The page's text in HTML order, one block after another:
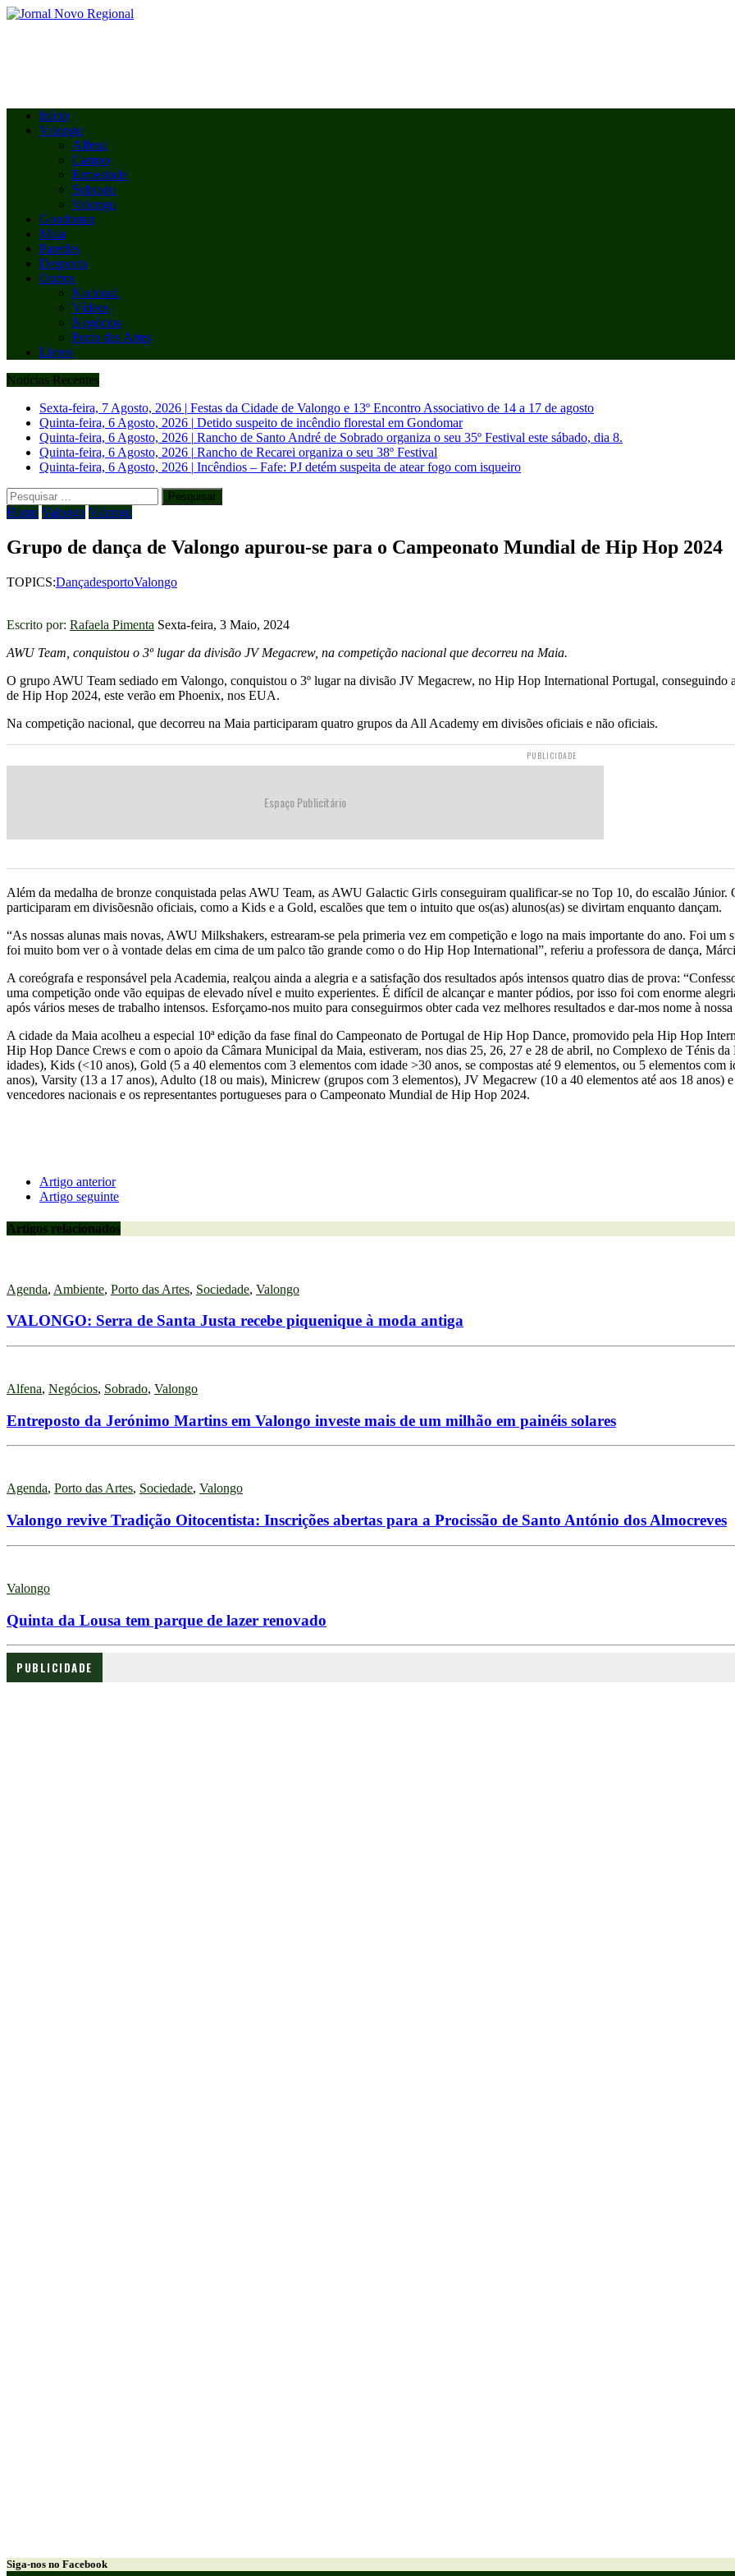
Início
Valongo
Alfena
Campo
Ermesinde
Sobrado
Valongo
Gondomar
Maia
Paredes
Desporto
Outros
Nacional
Vídeos
Negócios
Porto das Artes
Livros
Notícias Recentes
Sexta-feira, 7 Agosto, 2026 | Festas da Cidade de Valongo e 13º Encontro Associativo de 14 a 17 de agosto
Quinta-feira, 6 Agosto, 2026 | Detido suspeito de incêndio florestal em Gondomar
Quinta-feira, 6 Agosto, 2026 | Rancho de Santo André de Sobrado organiza o seu 35º Festival este sábado, dia 8.
Quinta-feira, 6 Agosto, 2026 | Rancho de Recarei organiza o seu 38º Festival
Quinta-feira, 6 Agosto, 2026 | Incêndios – Fafe: PJ detém suspeita de atear fogo com isqueiro
Pesquisar
por:
Home Valongo Valongo
Grupo de dança de Valongo apurou-se para o Campeonato Mundial de Hip Hop 2024
TOPICS:DançadesportoValongo
Escrito por: Rafaela Pimenta Sexta-feira, 3 Maio, 2024
AWU Team, conquistou o 3º lugar da divisão JV Megacrew, na competição nacional que decorreu na Maia.
O grupo AWU Team sediado em Valongo, conquistou o 3º lugar na divisão JV Megacrew, no Hip Hop International Portugal, conseguindo
de Hip Hop 2024, este verão em Phoenix, nos EUA.
Na competição nacional, que decorreu na Maia participaram quatro grupos da All Academy em divisões oficiais e não oficiais.
PUBLICIDADE
Espaço Publicitário
Além da medalha de bronze conquistada pelas AWU Team, as AWU Galactic Girls conseguiram qualificar-se no Top 10, do escalão
participaram em divisõesnão oficiais, como a Kids e a Gold, escalões que tem o intuito que os(as) alunos(as) se divirtam enquanto dançam.
“As nossas alunas mais novas, AWU Milkshakers, estrearam-se pela primeria vez em competição e logo na mais importante do ano. Foi um
foi muito bom ver o à vontade delas em cima de um palco tão grande como o do Hip Hop International”, referiu a professora de dança,
A coreógrafa e responsável pela Academia, realçou ainda a alegria e a satisfação dos resultados após intensos quatro dias de prova:
uma competição onde vão equipas de elevado nível e muito experientes. É difícil de alcançar e manter pódios, por isso foi com enorme
após vários meses de trabalho intensos. Esforçamo-nos muito para conseguirmos obter cada vez melhores resultados e dar-mos nome à
A cidade da Maia acolheu a especial 10ª edição da fase final do Campeonato de Portugal de Hip Hop Dance, promovido pela Hip Hop
Hip Hop Dance Crews e com o apoio da Câmara Municipal da Maia, estiveram, nos dias 25, 26, 27 e 28 de abril, no Complexo de Ténis da
idades), Kids (<10 anos), Gold (5 a 40 elementos com 3 elementos com idade >30 anos, se compostas até 9 elementos, ou 5 elementos
anos), Varsity (13 a 17 anos), Adulto (18 ou mais), Minicrew (grupos com 3 elementos), JV Megacrew (10 a 40 elementos até aos 18 anos)
vencedores nacionais e os representantes portugueses para o Campeonato Mundial de Hip Hop 2024.
Artigo anterior
Artigo seguinte
Artigos relacionados
Agenda, Ambiente, Porto das Artes, Sociedade, Valongo
VALONGO: Serra de Santa Justa recebe piquenique à moda antiga
Alfena, Negócios, Sobrado, Valongo
Entreposto da Jerónimo Martins em Valongo investe mais de um milhão em painéis solares
Agenda, Porto das Artes, Sociedade, Valongo
Valongo revive Tradição Oitocentista: Inscrições abertas para a Procissão de Santo António dos Almocreves
Valongo
Quinta da Lousa tem parque de lazer renovado
PUBLICIDADE
Siga-nos no Facebook